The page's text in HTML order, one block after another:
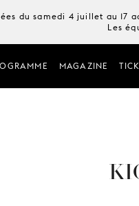
du samedi 4 juillet au
Les
MAGAZINE